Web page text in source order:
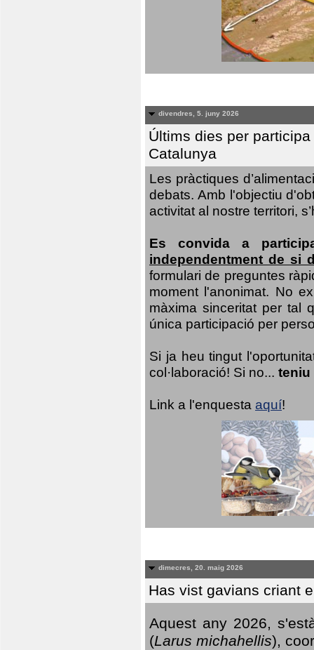
divendres, 5. juny 2026
Últims dies per
Catalunya
Les pràctiques
debats. Amb l'objectiu
activitat al nostre territori,
Es convida a
independentment de si
formulari de preguntes
moment l'anonimat. No
màxima sinceritat per tal
única participació per
Si ja heu tingut
col·laboració! Si no... teniu
Link a l'enquesta aquí!
dimecres, 20. maig 2026
Has vist gavians criant
Aquest any 2026,
(Larus michahellis),